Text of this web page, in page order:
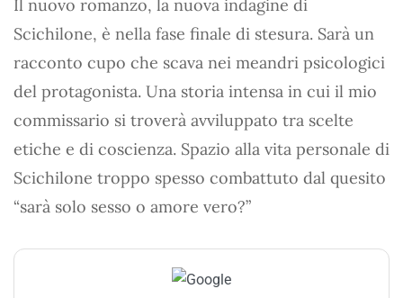
Il nuovo romanzo, la nuova indagine di
Scichilone, è nella fase finale di stesura. Sarà un
racconto cupo che scava nei meandri psicologici
del protagonista. Una storia intensa in cui il mio
commissario si troverà avviluppato tra scelte
etiche e di coscienza. Spazio alla vita personale di
Scichilone troppo spesso combattuto dal quesito
“sarà solo sesso o amore vero?”